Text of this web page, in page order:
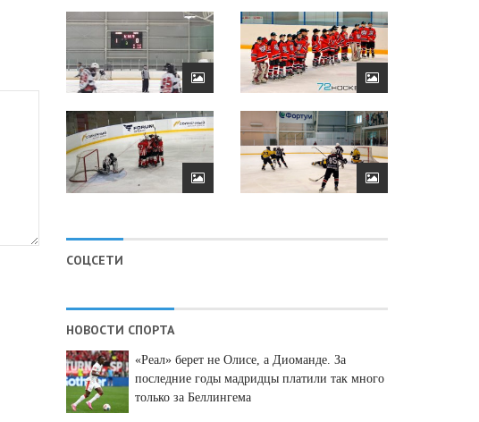
СОЦСЕТИ
НОВОСТИ СПОРТА
«Реал» берет не Олисе, а Диоманде. За
последние годы мадридцы платили так много
только за Беллингема